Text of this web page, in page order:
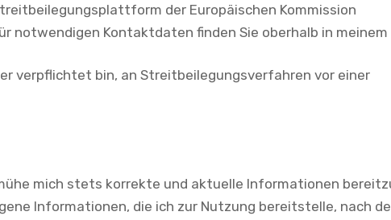
der Europäischen Kommission
notwendigen Kontaktdaten finden Sie oberhalb in meinem
verpflichtet bin, an Streitbeilegungsverfahren vor einer
mich stets korrekte und aktuelle Informationen
Informationen, die ich zur Nutzung bereitstelle, nach